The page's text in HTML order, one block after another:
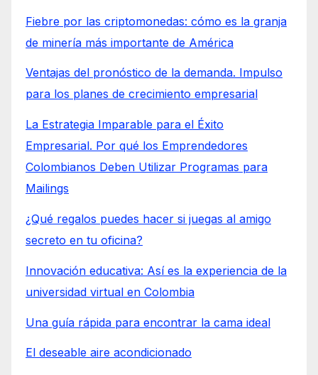
Fiebre por las criptomonedas: cómo es la granja
de minería más importante de América
Ventajas del pronóstico de la demanda. Impulso
para los planes de crecimiento empresarial
La Estrategia Imparable para el Éxito
Empresarial. Por qué los Emprendedores
Colombianos Deben Utilizar Programas para
Mailings
¿Qué regalos puedes hacer si juegas al amigo
secreto en tu oficina?
Innovación educativa: Así es la experiencia de la
universidad virtual en Colombia
Una guía rápida para encontrar la cama ideal
El deseable aire acondicionado